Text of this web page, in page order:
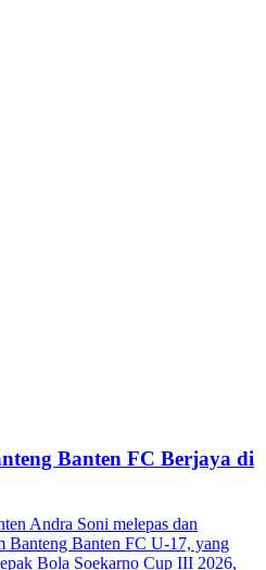
Banten FC Berjaya di
Andra Soni melepas dan
Banteng Banten FC U-17, yang
Bola Soekarno Cup III 2026,